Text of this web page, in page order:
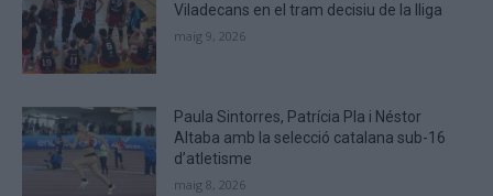
Viladecans en el tram decisiu de la lliga
maig 9, 2026
Paula Sintorres, Patrícia Pla i Néstor
Altaba amb la selecció catalana sub-16
d’atletisme
maig 8, 2026